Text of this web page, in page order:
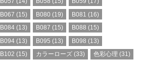
B067 (15) B080 (19) B081 (16)
B084(13) B087 (15) B088 (15)
B094(13) B095 (13) B098 (13)
B102 (15) カラーローズ (33) 色彩心理 (31)